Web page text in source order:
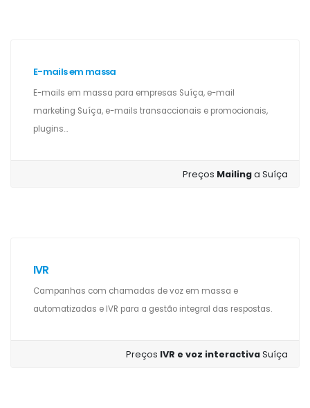
E-mails em massa
E-mails em massa para empresas Suíça, e-mail
marketing Suíça, e-mails transaccionais e promocionais,
plugins...
Preços Mailinga Suíça
IVR
Campanhas com chamadas de voz em massa e
automatizadas e IVR para a gestão integral das respostas.
Preços IVR e voz interactivaSuíça